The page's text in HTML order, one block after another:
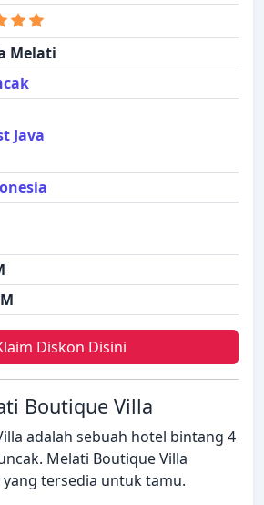
Melati
Java
Diskon Disini
Boutique Villa
adalah sebuah hotel bintang 4
Melati Boutique Villa
tersedia untuk tamu.